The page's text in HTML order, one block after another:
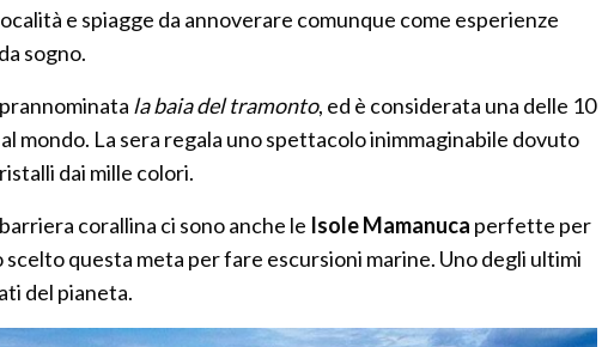
e spiagge da annoverare comunque come esperienze
sogno.
la baia del tramonto, ed è considerata una delle 10
mondo. La sera regala uno spettacolo inimmaginabile dovuto
dai mille colori.
corallina ci sono anche le Isole Mamanuca perfette per
scelto questa meta per fare escursioni marine. Uno degli ultimi
del pianeta.